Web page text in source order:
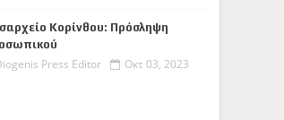
Κορίνθου: Πρόσληψη
Press Editor Οκτ 03, 2023